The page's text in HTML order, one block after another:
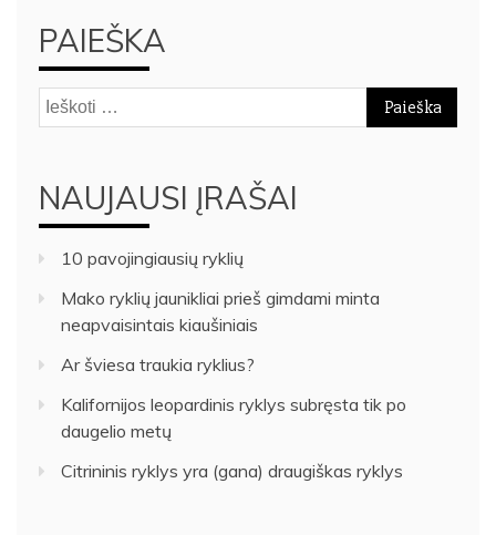
PAIEŠKA
Ieškoti:
NAUJAUSI ĮRAŠAI
10 pavojingiausių ryklių
Mako ryklių jaunikliai prieš gimdami minta
neapvaisintais kiaušiniais
Ar šviesa traukia ryklius?
Kalifornijos leopardinis ryklys subręsta tik po
daugelio metų
Citrininis ryklys yra (gana) draugiškas ryklys